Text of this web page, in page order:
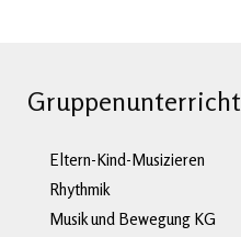
Gruppenunterricht
Eltern-Kind-Musizieren
Rhythmik
Musik und Bewegung KG